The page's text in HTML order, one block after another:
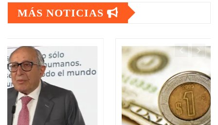
MÁS NOTICIAS